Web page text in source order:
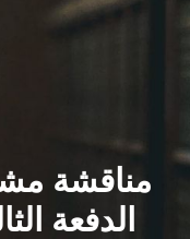
مناقشة
الدفعة